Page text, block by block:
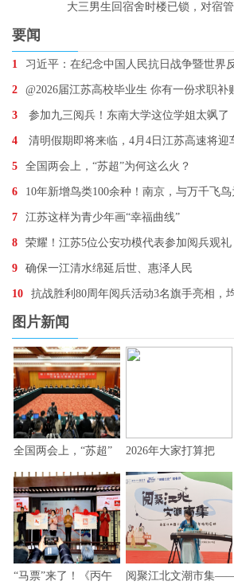
大三男生回宿舍时楼已锁，对宿
要闻
1 习近平：在纪念中国人民抗日战争暨世界
2 @2026届江苏高校毕业生 你有一份求职补
3 参加九三阅兵！东南大学这位学姐太飒了
4 清明假期即将来临，4月4日江苏高速将迎
5 全国两会上，“苏超”为何这么火？
6 10年新增鸟类100余种！南京，与万千飞
7 江苏这样为青少年画“幸福曲线”
8 荣耀！江苏5位公安功模代表参加阅兵观
9 确保一江清水绵延后世、惠泽人民
10 抗战胜利80周年阅兵活动3名旗手亮相，
图片新闻
全国两会上，“苏超” 2026年大家打算把
“马票”来了！《丙午 阅聚江北文潮市集